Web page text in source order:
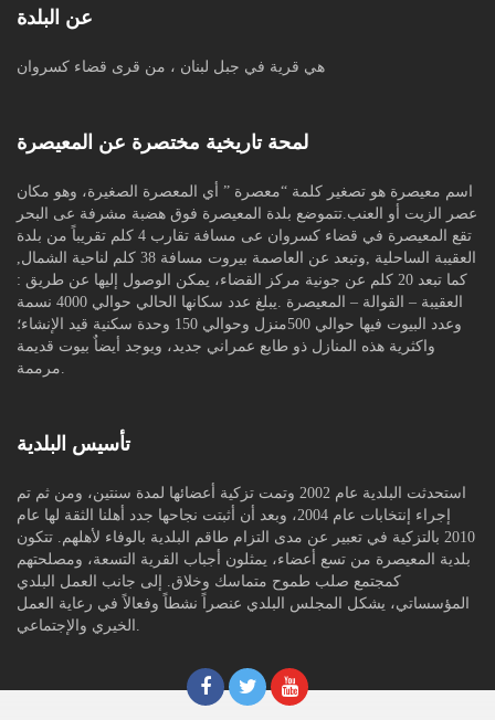
عن البلدة
هي قرية في جبل لبنان ، من قرى قضاء كسروان
لمحة تاريخية مختصرة عن المعيصرة
اسم معيصرة هو تصغير كلمة “معصرة ” أي المعصرة الصغيرة، وهو مكان
عصر الزيت أو العنب.تتموضع بلدة المعيصرة فوق هضبة مشرفة عى البحر
تقع المعيصرة في قضاء كسروان عى مسافة تقارب 4 كلم تقريباً من بلدة
العقيبة الساحلية ,وتبعد عن العاصمة بيروت مسافة 38 كلم لناحية الشمال,
كما تبعد 20 كلم عن جونية مركز القضاء، يمكن الوصول إليها عن طريق :
العقيبة – القوالة – المعيصرة .يبلغ عدد سكانها الحالي حوالي 4000 نسمة
وعدد البيوت فيها حوالي 500منزل وحوالي 150 وحدة سكنية قيد الإنشاء؛
واكثرية هذه المنازل ذو طابع عمراني جديد، ويوجد أيضاٌ بيوت قديمة
تأسيس البلدية
استحدثت البلدية عام 2002 وتمت تزكية أعضائها لمدة سنتين، ومن ثم تم
إجراء إنتخابات عام 2004، وبعد أن أثبتت نجاحها جدد أهلنا الثقة لها عام
2010 بالتزكية في تعبير عن مدى التزام طاقم البلدية بالوفاء لأهلهم. تتكون
بلدية المعيصرة من تسع أعضاء، يمثلون أجباب القرية التسعة، ومصلحتهم
كمجتمع صلب طموح متماسك وخلاق. إلى جانب العمل البلدي
المؤسساتي، يشكل المجلس البلدي عنصراً نشطاً وفعالاً في رعاية العمل